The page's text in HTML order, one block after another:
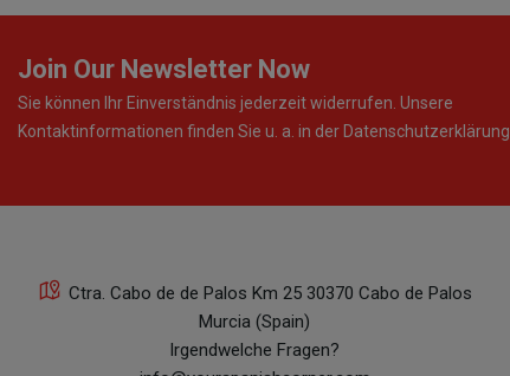
Join Our Newsletter Now
Sie können Ihr Einverständnis jederzeit widerrufen. Unsere
Kontaktinformationen finden Sie u. a. in der Datenschutzerklärung.
Ctra. Cabo de de Palos Km 25 30370 Cabo de Palos
Murcia (Spain)
Irgendwelche Fragen?